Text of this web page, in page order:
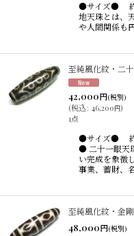
●サイズ● 約
地天珠とは、
や人間関係も
至純風化紋・二
42,000円(税別)
(税込: 46,200円)
1点
●サイズ● 約
● 二十一眼天
い完成を象徴
事業、蓄財、
至純風化紋・金
48,000円(税別)